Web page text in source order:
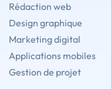
Rédaction web
Design graphique
Marketing digital
Applications mobiles
Gestion de projet